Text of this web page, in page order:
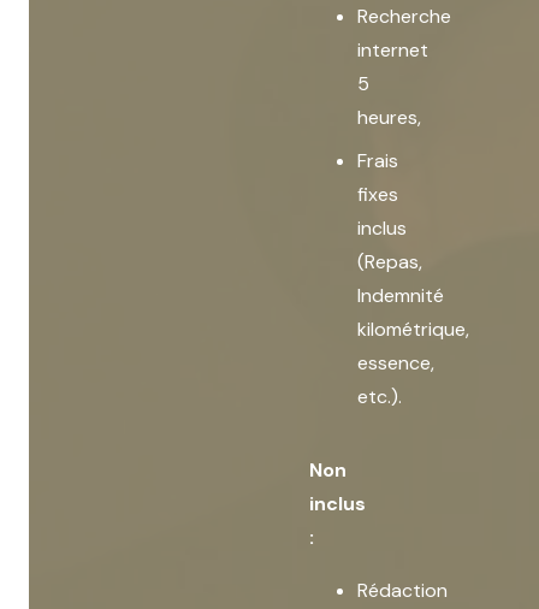
Recherche
internet
5
heures,
Frais
fixes
inclus
(Repas,
Indemnité
kilométrique,
essence,
etc.).
Non
inclus
:
Rédaction